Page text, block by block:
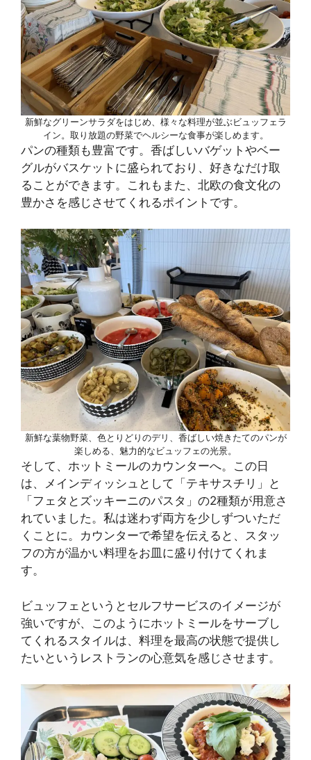
新鮮なグリーンサラダをはじめ、様々な料理が並ぶビュッフェラ
イン。取り放題の野菜でヘルシーな食事が楽しめます。
パンの種類も豊富です。香ばしいバゲットやベー
グルがバスケットに盛られており、好きなだけ取
ることができます。これもまた、北欧の食文化の
豊かさを感じさせてくれるポイントです。
新鮮な葉物野菜、色とりどりのデリ、香ばしい焼きたてのパンが
楽しめる、魅力的なビュッフェの光景。
そして、ホットミールのカウンターへ。この日
は、メインディッシュとして「テキサスチリ」と
「フェタとズッキーニのパスタ」の2種類が用意さ
れていました。私は迷わず両方を少しずついただ
くことに。カウンターで希望を伝えると、スタッ
フの方が温かい料理をお皿に盛り付けてくれま
す。
ビュッフェというとセルフサービスのイメージが
強いですが、このようにホットミールをサーブし
てくれるスタイルは、料理を最高の状態で提供し
たいというレストランの心意気を感じさせます。